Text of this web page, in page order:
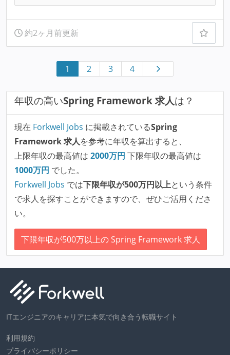
約2ヶ月前更新
1 2 3 4
年収の高いSpring Framework 求人は？
現在 Forkwell Jobs に掲載されているSpring
Framework 求人を参考に年収を算出すると、
上限年収の最高値は 2000万円 下限年収の最高値は
1000万円 でした。
Forkwell Jobs では下限年収が500万円以上という条件
で求人を探すことができますので、ぜひご活用くださ
い。
下限年収が500万以上の Spring Framework 求人
ITエンジニアのキャリアに本気で向き合う転職サイト
利用規約
プライバシーポリシー